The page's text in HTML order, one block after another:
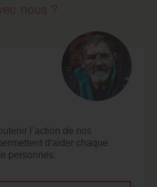
nous ?
l’action de nos
d'aider chaque
personnes.